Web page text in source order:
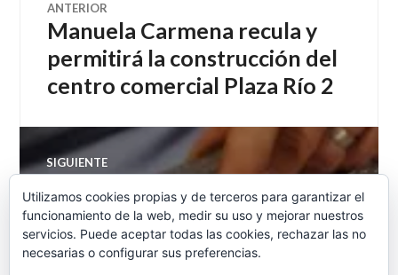
de
entradas
ANTERIOR
Entrada
anterior:
Manuela Carmena recula y
permitirá la construcción del
centro comercial Plaza Río 2
SIGUIENTE
siguiente:
El PIB de España que no es el
PIB de España – Economía
Directa 19-9-2015
Utilizamos cookies propias y de terceros para garantizar el
funcionamiento de la web, medir su uso y mejorar nuestros
servicios. Puede aceptar todas las cookies, rechazar las no
necesarias o configurar sus preferencias.